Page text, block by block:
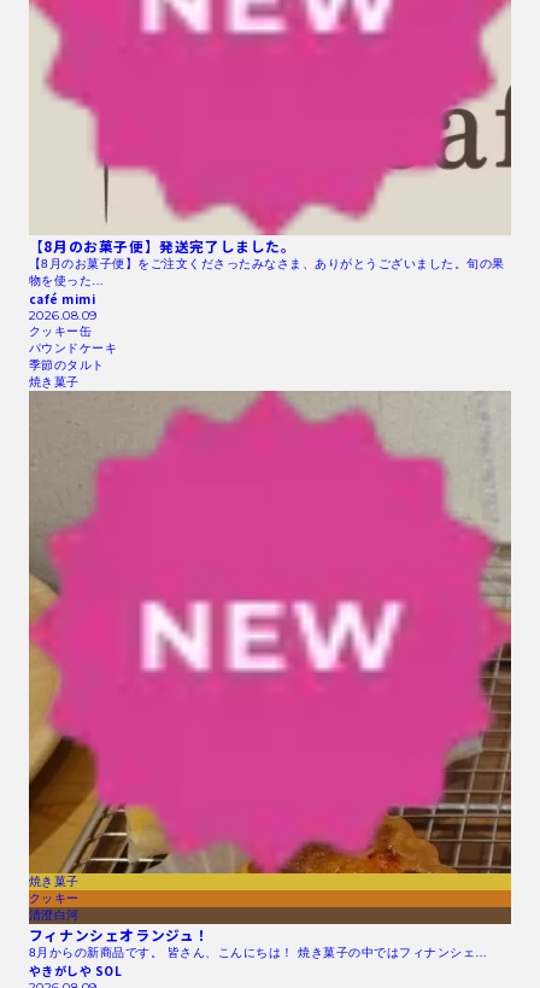
【8月のお菓子便】発送完了しました。
【8月のお菓子便】をご注文くださったみなさま、ありがとうございました。旬の果
物を使った…
café mimi
2026.08.09
クッキー缶
パウンドケーキ
季節のタルト
焼き菓子
焼き菓子
クッキー
清澄白河
フィナンシェオランジュ！
8月からの新商品です。 皆さん、こんにちは！ 焼き菓子の中ではフィナンシェ…
やきがしや SOL